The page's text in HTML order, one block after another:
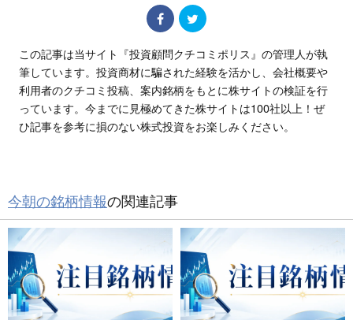
この記事は当サイト『投資顧問クチコミポリス』の管理人が執
筆しています。投資商材に騙された経験を活かし、会社概要や
利用者のクチコミ投稿、案内銘柄をもとに株サイトの検証を行
っています。今までに見極めてきた株サイトは100社以上！ぜ
ひ記事を参考に損のない株式投資をお楽しみください。
今朝の銘柄情報の関連記事